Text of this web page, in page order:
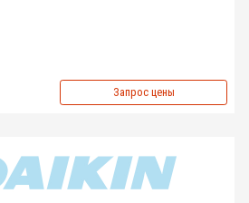
Запрос цены